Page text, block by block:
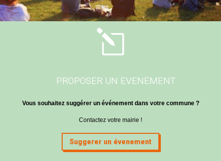
l
PROPOSER UN EVENEMENT
Vous souhaitez suggérer un événement dans votre commune ?
Contactez votre mairie !
Suggerer un évenement